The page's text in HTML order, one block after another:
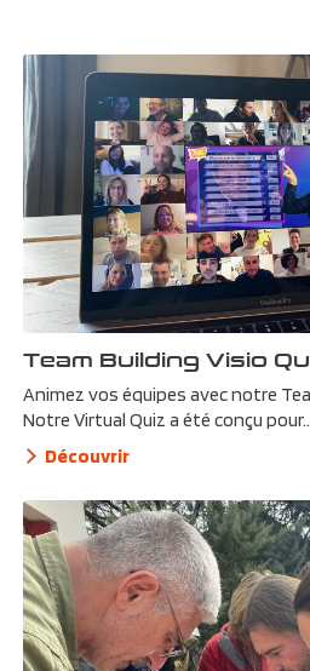
Team Building Visio
Animez vos équipes avec notre
Notre Virtual Quiz a été conçu
Découvrir